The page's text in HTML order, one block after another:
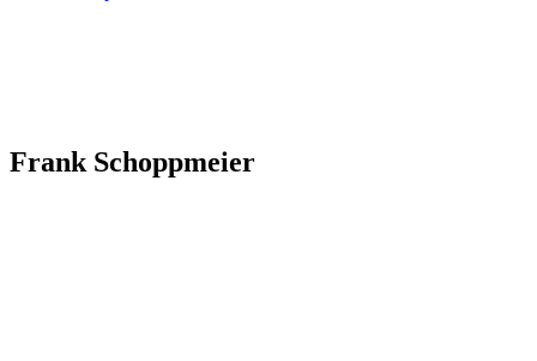
Frank Schoppmeier